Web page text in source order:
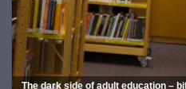
The dark side of adult education –